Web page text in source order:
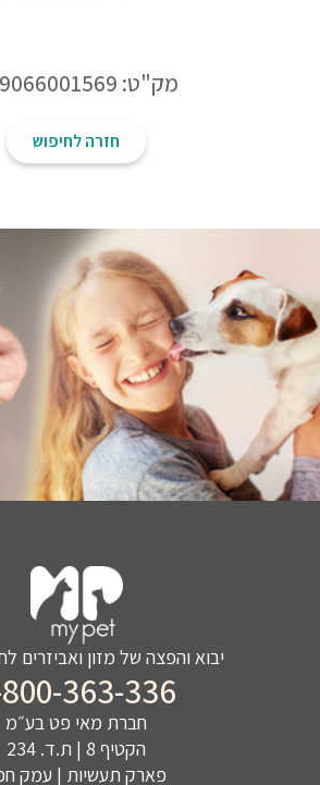
מק"ט: 669066001569
חזרה לחיפוש
יבוא והפצה של מזון ואביזרים
363-336
חברת מאי פט בע״מ
הקטיף 8 | ת.ד. 234
פארק תעשיות | עמק